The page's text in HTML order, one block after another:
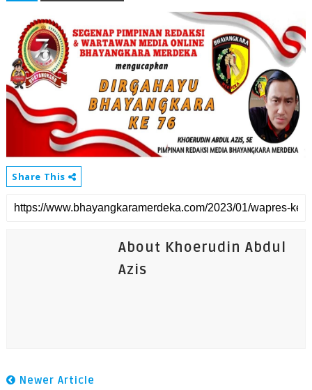
Share This
About Khoerudin Abdul
Azis
Newer Article